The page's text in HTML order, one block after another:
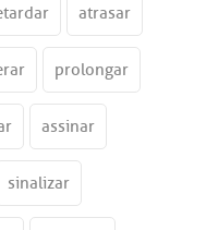
atrasar
prolongar
assinar
sinalizar